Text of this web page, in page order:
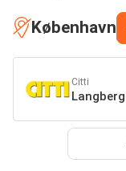
København
Citti